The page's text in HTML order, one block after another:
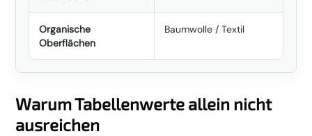
Organische
Oberflächen
Baumwolle / Textil
Warum Tabellenwerte allein nicht
ausreichen